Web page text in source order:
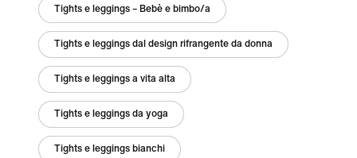
Tights e leggings – Bebè e bimbo/a
Tights e leggings dal design rifrangente da donna
Tights e leggings a vita alta
Tights e leggings da yoga
Tights e leggings bianchi